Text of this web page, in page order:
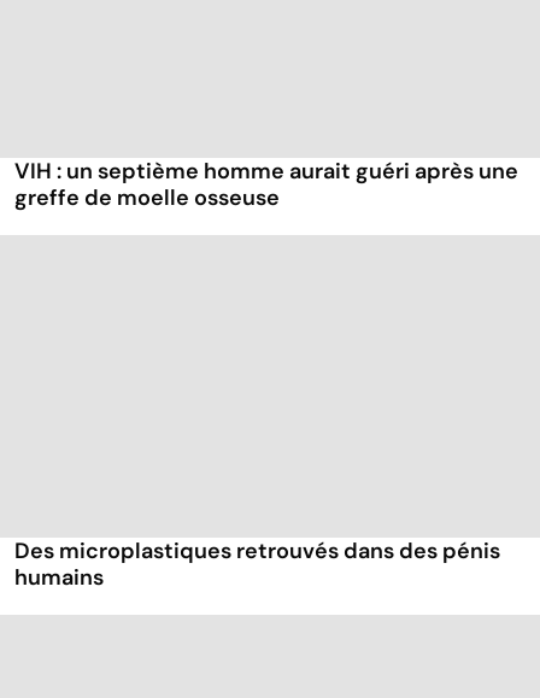
VIH : un septième homme aurait guéri après une
greffe de moelle osseuse
Des microplastiques retrouvés dans des pénis
humains